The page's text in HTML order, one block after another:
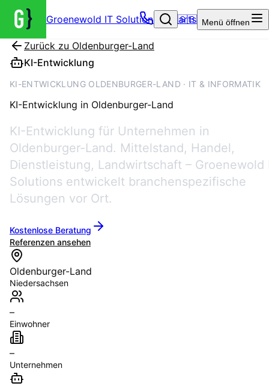
Groenewold IT Solutions – Startseite
🇬🇧 Menü öffnen
Zurück zu Oldenburger-Land
KI-Entwicklung
KI-ENTWICKLUNG OLDENBURGER-LAND · IT & INFORMATIK
KI-Entwicklung in Oldenburger-Land
KI-Entwicklung für Unternehmen in
Oldenburger-Land. Mittelstand, Handel,
Dienstleistung, Landwirtschaft – Groenewold
Solutions entwickelt branchenspezifische
Lösungen vor Ort.
Kostenlose Beratung
Referenzen ansehen
Oldenburger-Land
Niedersachsen
–
Einwohner
–
Unternehmen